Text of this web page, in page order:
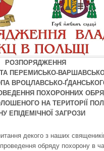
РОЗПОРЯДЖЕННЯ
ПЕРЕМИСЬКО-
ВРОЦЛАВСЬКО-
ПОХОРОННИХ
НА ТЕРИТОРІЇ
ЕПІДЕМІЧНОЇ ЗАГРОЗИ
декого з наших
обряду похорону в